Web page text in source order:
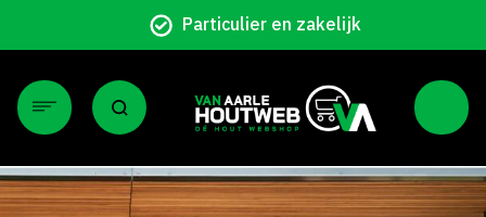
Eigen bezorgservice